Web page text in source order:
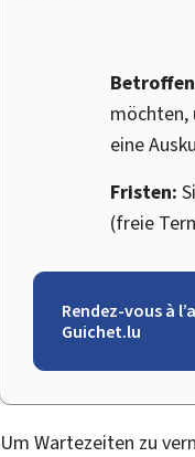
möchten,
eine
Fristen:
(freie
Rendez-vous à
Guichet.lu
Um Wartezeiten zu